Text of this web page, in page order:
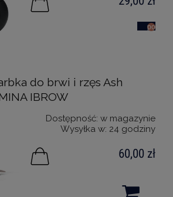
do brwi i rzęs Ash
IBROW
Dostępność: w magazynie
Wysyłka w: 24 godziny
60,00 zł